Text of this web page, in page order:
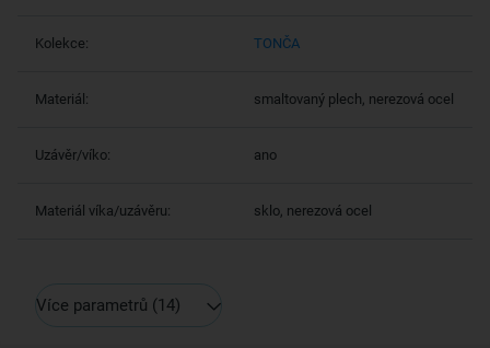
Kolekce: TONČA
Materiál: smaltovaný plech, nerezová ocel
Uzávěr/víko: ano
Materiál víka/uzávěru: sklo, nerezová ocel
Více parametrů (14)